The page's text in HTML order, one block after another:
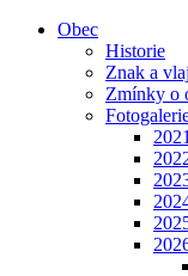
Obec
Historie
Znak a
Zmínky o
2021